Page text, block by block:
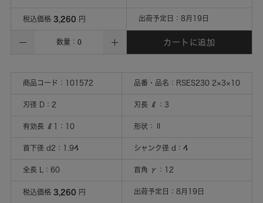
税込価格 3,260 円 出荷予定日： 8月19日
数量： カートに追加
商品コード： 101572 品番・品名： RSES230 2×3×10
刃径 D ： 2 刃長 ℓ ： 3
有効長 ℓ1 ： 10 形状 ： Ⅱ
首下径 d2 ： 1.94 シャンク径 d ： 4
全長 L ： 60 首角 γ ： 12
税込価格 3,260 円 出荷予定日： 8月19日